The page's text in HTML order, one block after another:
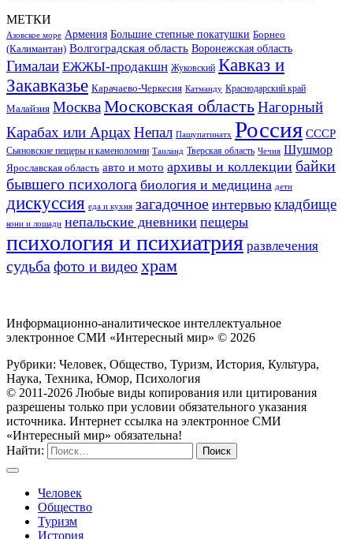
МЕТКИ
Азовское море Армения Большие степные покатушки Борнео
(Калимантан) Волгоградская область Воронежская область
Гималаи ЕЖЖЫ-продакшн Жуковский Кавказ и
Закавказье Карачаево-Черкесия Катманду Краснодарский край
Малайзия МоскваМосковская областьНагорный
Карабах или Арцах Непал Пашупатинатх Россия СССР
Сьяновские пещеры и каменоломни Таиланд Тверская область Чечня Шушмор
Ярославская область авто и мото архивы и коллекции байки
бывшего психолога биология и медицина дети
дискуссия еда и кухня загадочное интервью кладбище
кони и лошади непальские дневники пещеры
психология и психиатрия развлечения
судьба фото и видео храм
Информационно-аналитическое интеллектуальное
электронное СМИ «Интересный мир» © 2026
Рубрики: Человек, Общество, Туризм, История, Культура,
Наука, Техника, Юмор, Психология
© 2011-2026 Любые виды копирования или цитирования
разрешены только при условии обязательного указания
источника. Интернет ссылка на электронное СМИ
«Интересный мир» обязательна!
Найти:
Человек
Общество
Туризм
История